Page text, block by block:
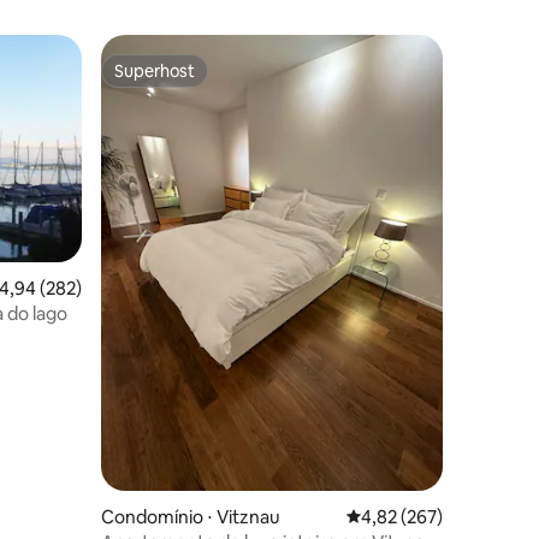
de uma avaliação média de 5, 282 avaliações
4,94 (282)
do lago
Superhost
Superhost
Condomínio ⋅ Vitznau 4,82 de uma avaliação
4,82 (267)